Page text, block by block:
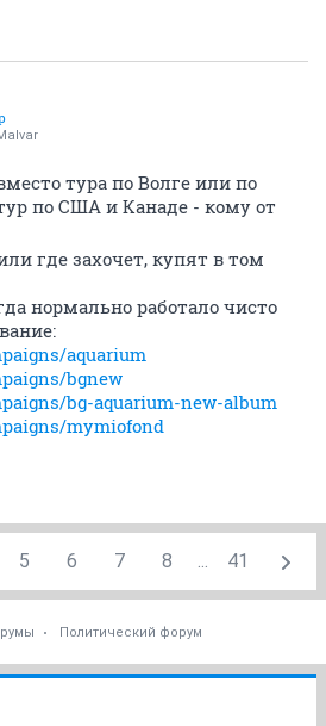
тура по Волге или по
по США и Канаде - кому от
где захочет, купят в том
нормально работало чисто
aquarium
bgnew
bg-aquarium-new-album
mymiofond
5 6 7 8 ... 41
Политический форум